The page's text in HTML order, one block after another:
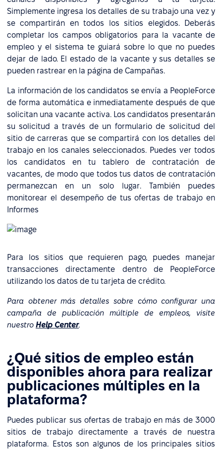
Simplemente ingresa los detalles de su trabajo una vez y
se compartirán en todos los sitios elegidos. Deberás
completar los campos obligatorios para la vacante de
empleo y el sistema te guiará sobre lo que no puedes
dejar de lado. El estado de la vacante y sus detalles se
pueden rastrear en la página de Campañas.
La información de los candidatos se envía a PeopleForce
de forma automática e inmediatamente después de que
solicitan una vacante activa. Los candidatos presentarán
su solicitud a través de un formulario de solicitud del
sitio de carreras que se compartirá con los detalles del
trabajo en los canales seleccionados. Puedes ver todos
los candidatos en tu tablero de contratación de
vacantes, de modo que todos tus datos de contratación
permanezcan en un solo lugar. También puedes
monitorear el desempeño de tus ofertas de trabajo en
Informes
Para los sitios que requieren pago, puedes manejar
transacciones directamente dentro de PeopleForce
utilizando los datos de tu tarjeta de crédito.
Para obtener más detalles sobre cómo configurar una
campaña de publicación múltiple de empleos, visite
nuestro Help Center.
¿Qué sitios de empleo están
disponibles ahora para realizar
publicaciones múltiples en la
plataforma?
Puedes publicar sus ofertas de trabajo en más de 3000
sitios de trabajo directamente a través de nuestra
plataforma. Estos son algunos de los principales sitios